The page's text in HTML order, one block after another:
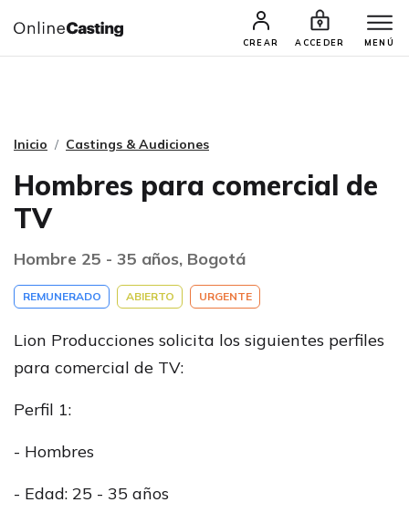
CREAR ACCEDER MENÚ
CASTINGS Y AUDICIONES TALENTOS
Inicio Castings & Audiciones
Hombres para comercial de
TV
Hombre 25 - 35 años, Bogotá
REMUNERADO ABIERTO URGENTE
Lion Producciones solicita los siguientes perfiles
para comercial de TV:
Perfil 1:
- Hombres
- Edad: 25 - 35 años